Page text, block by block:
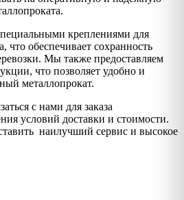
креплениями для
что обеспечивает сохранность
Мы также предоставляем
что позволяет удобно и
металлопрокат.
с нами для заказа
условий доставки и стоимости.
наилучший сервис и высокое